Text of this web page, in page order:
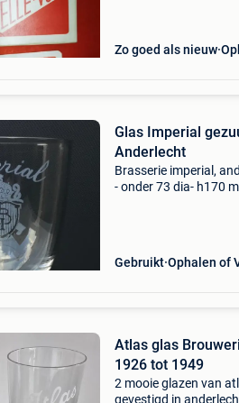
Zo goed als nieuw
Glas Imperial
Anderlecht
Brasserie imperial,
- onder 73 dia- h170
Gebruikt Ophalen of
Atlas glas
1926 tot 1949
2 mooie glazen van
gevestigd in